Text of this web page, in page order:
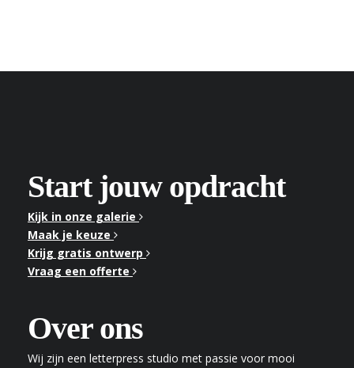
Start jouw opdracht
Kijk in onze galerie
Maak je keuze
Krijg gratis ontwerp
Vraag een offerte
Over ons
Wij zijn een letterpress studio met passie voor mooi